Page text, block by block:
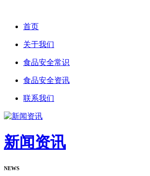
首页
关于我们
食品安全常识
食品安全资讯
联系我们
新闻资讯
NEWS